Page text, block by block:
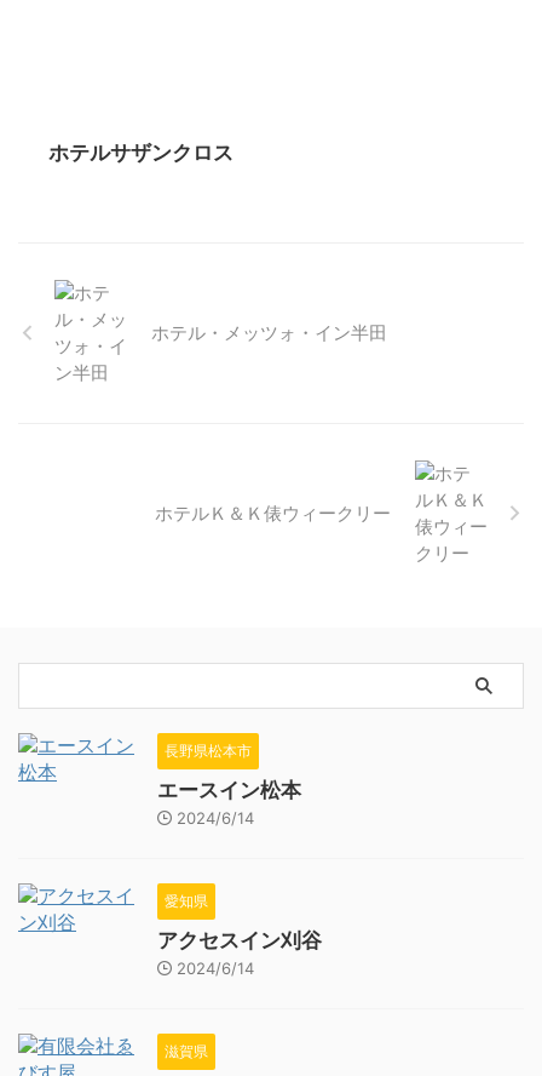
ホテルサザンクロス
ホテル・メッツォ・イン半田
ホテルＫ＆Ｋ俵ウィークリー
長野県松本市
エースイン松本
2024/6/14
愛知県
アクセスイン刈谷
2024/6/14
滋賀県